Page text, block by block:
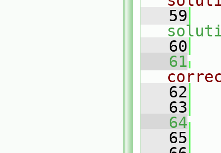
   59
   60
   61
   62
   63
   64
   65